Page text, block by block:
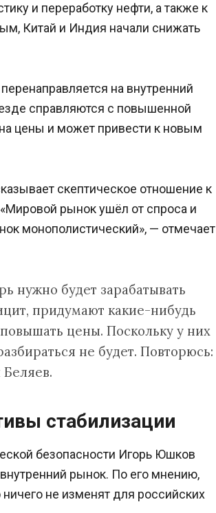
и переработку нефти, а также к
Китай и Индия начали снижать
на внутренний
справляются с повышенной
цены и может привести к новым
скептическое отношение к
рынок ушёл от спроса и
монополистический», — отмечает
нужно будет зарабатывать
придумают какие-нибудь
цены. Поскольку у них
не будет. Повторюсь:
стабилизации
безопасности Игорь Юшков
рынок. По его мнению,
не изменят для российских